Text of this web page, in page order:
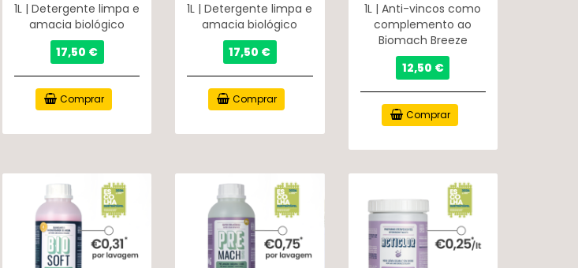
1L | Detergente limpa e
amacia biológico
17,50 €
Comprar
1L | Detergente limpa e
amacia biológico
17,50 €
Comprar
1L | Anti-vincos como
complemento ao
Biomach Breeze
12,50 €
Comprar